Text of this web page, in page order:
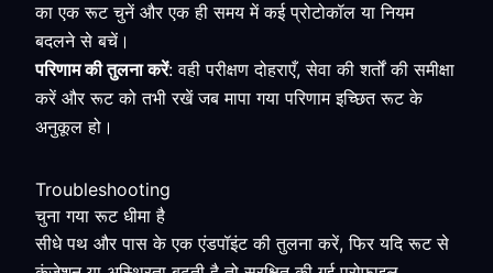
का एक रूट चुनें और एक ही समय में कई प्रोटोकॉल या नियम
बदलने से बचें।
परिणाम की तुलना करें: वही परीक्षण दोहराएँ, सेवा की शर्तों की समीक्षा
करें और रूट को तभी रखें जब मापा गया परिणाम इच्छित रूट के
अनुकूल हो।
Troubleshooting
चुना गया रूट धीमा है
सीधे पथ और पास के एक एंडपॉइंट की तुलना करें, फिर यदि रूट से